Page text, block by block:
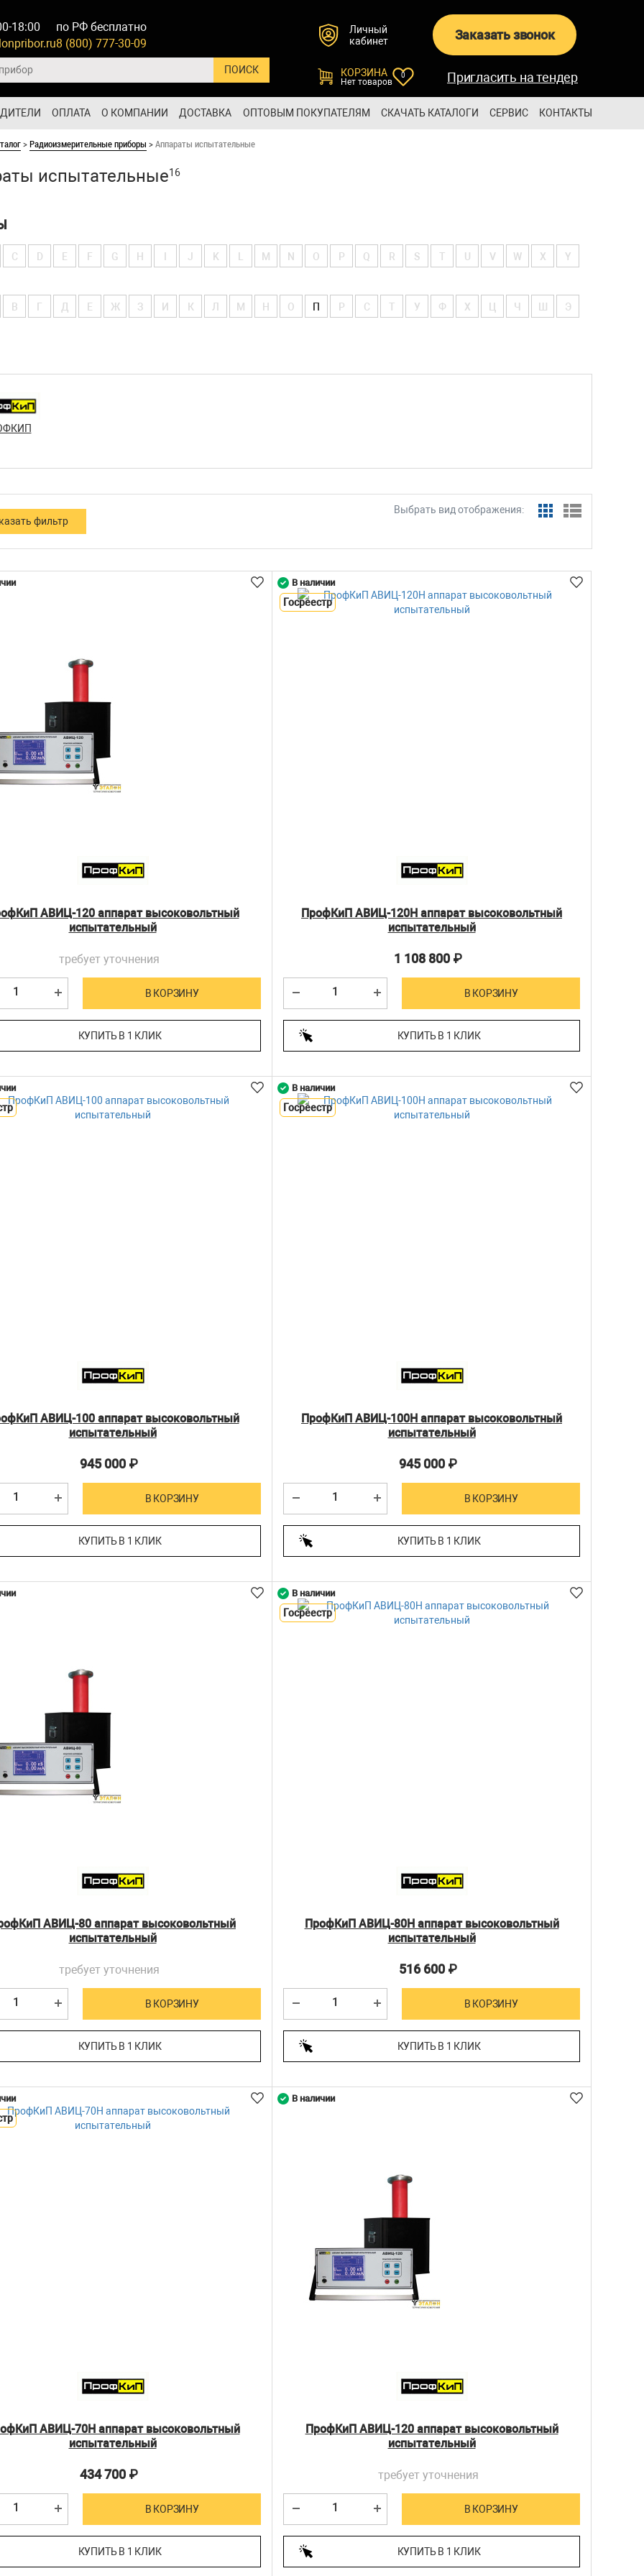
18:00
по РФ бесплатно
8 (800) 777-30-09
Личный
кабинет
Заказать звонок
КОРЗИНА
Нет товаров
0 Пригласить на тендер
ОПЛАТА О КОМПАНИИ ДОСТАВКА ОПТОВЫМ ПОКУПАТЕЛЯМ СКАЧАТЬ КАТАЛОГИ СЕРВИС КОНТАКТЫ
>Радиоизмерительные приборы >Аппараты испытательные
испытательные16
C D E F G H J K M N O P Q R S T V W X Y
В Г Д Е Ж З И К Л М Н О П Р С Т У Ф Х Ч Э
Выбрать вид отображения:
АВИЦ-120 аппарат высоковольтный
испытательный
требует уточнения
В КОРЗИНУ
КУПИТЬ В 1 КЛИК
ПрофКиП АВИЦ-120Н аппарат высоковольтный
испытательный
1 108 800 ₽
В КОРЗИНУ
КУПИТЬ В 1 КЛИК
В наличии
Госреестр
АВИЦ-100 аппарат высоковольтный
испытательный
945 000 ₽
В КОРЗИНУ
КУПИТЬ В 1 КЛИК
ПрофКиП АВИЦ-100Н аппарат высоковольтный
испытательный
945 000 ₽
В КОРЗИНУ
КУПИТЬ В 1 КЛИК
В наличии
Госреестр
АВИЦ-80 аппарат высоковольтный
испытательный
требует уточнения
В КОРЗИНУ
КУПИТЬ В 1 КЛИК
ПрофКиП АВИЦ-80Н аппарат высоковольтный
испытательный
516 600 ₽
В КОРЗИНУ
КУПИТЬ В 1 КЛИК
В наличии
Госреестр
АВИЦ-70Н аппарат высоковольтный
испытательный
434 700 ₽
В КОРЗИНУ
КУПИТЬ В 1 КЛИК
ПрофКиП АВИЦ-120 аппарат высоковольтный
испытательный
требует уточнения
В КОРЗИНУ
КУПИТЬ В 1 КЛИК
В наличии